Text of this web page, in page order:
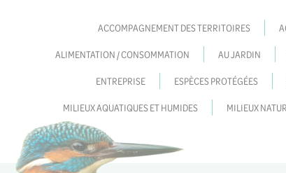
ACCOMPAGNEMENT DES TERRITOIRES
ALIMENTATION / CONSOMMATION AU JARDIN
ENTREPRISE ESPÈCES PROTÉGÉES
MILIEUX AQUATIQUES ET HUMIDES MILIEUX